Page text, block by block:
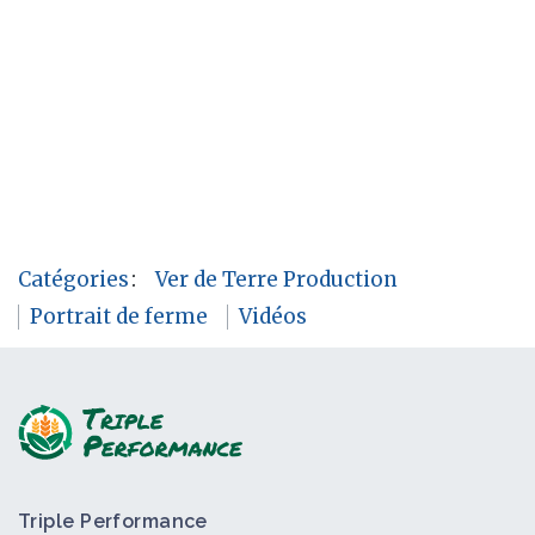
Catégories:
Ver de Terre Production
Portrait de ferme
Vidéos
Triple Performance